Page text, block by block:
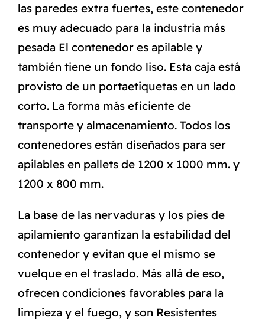
las paredes extra fuertes, este contenedor
es muy adecuado para la industria más
pesada El contenedor es apilable y
también tiene un fondo liso. Esta caja está
provisto de un portaetiquetas en un lado
corto. La forma más eficiente de
transporte y almacenamiento. Todos los
contenedores están diseñados para ser
apilables en pallets de 1200 x 1000 mm. y
1200 x 800 mm.
La base de las nervaduras y los pies de
apilamiento garantizan la estabilidad del
contenedor y evitan que el mismo se
vuelque en el traslado. Más allá de eso,
ofrecen condiciones favorables para la
limpieza y el fuego, y son Resistentes